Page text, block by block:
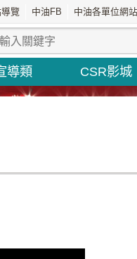
覽 中油FB 中油各單位網站
導類 CSR影城